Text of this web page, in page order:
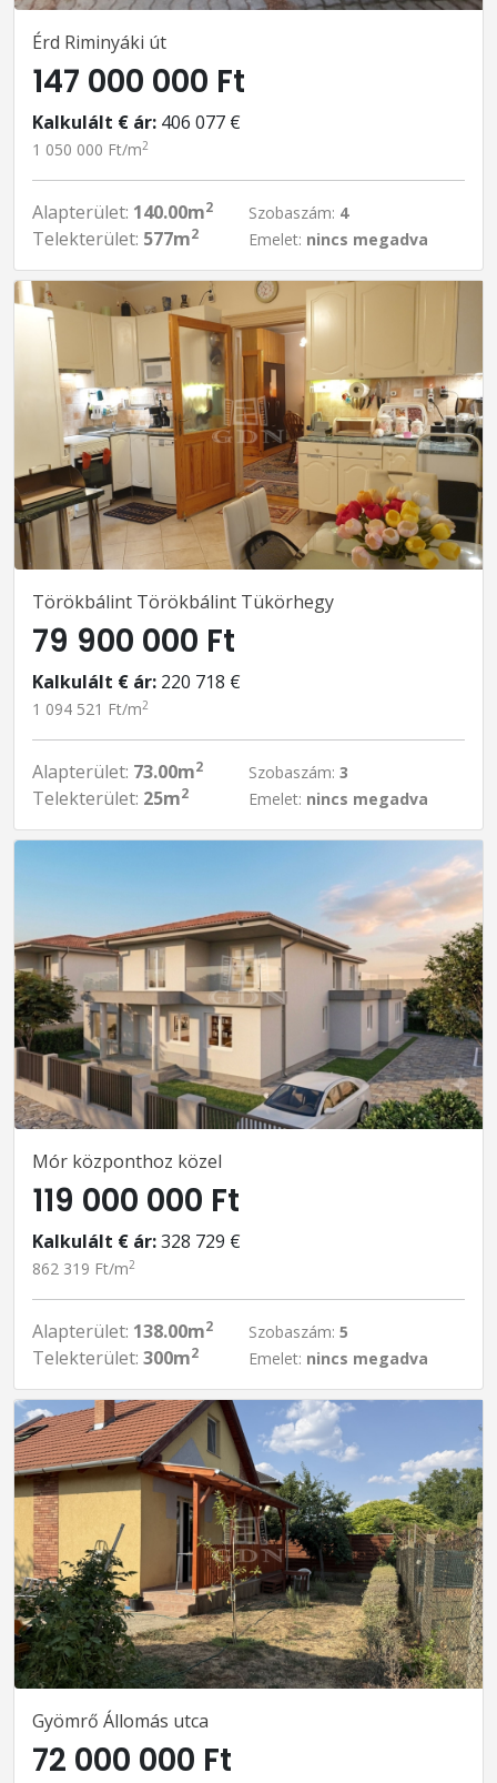
Érd Riminyáki út
147 000 000 Ft
Kalkulált € ár: 406 077 €
1 050 000 Ft/m2
Alapterület: 140.00m2
Telekterület: 577m2
Szobaszám: 4
Emelet: nincs megadva
Törökbálint Törökbálint Tükörhegy
79 900 000 Ft
Kalkulált € ár: 220 718 €
1 094 521 Ft/m2
Alapterület: 73.00m2
Telekterület: 25m2
Szobaszám: 3
Emelet: nincs megadva
Mór központhoz közel
119 000 000 Ft
Kalkulált € ár:328 729 €
862 319 Ft/m2
Alapterület: 138.00m2
Telekterület: 300m2
Szobaszám: 5
Emelet: nincs megadva
Gyömrő Állomás utca
72 000 000 Ft